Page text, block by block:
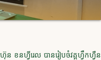
ខនហ្វីរេល បានរៀបចំវគ្គហ្វឹកហ្វឺន